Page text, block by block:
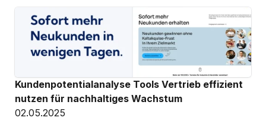
Kundenpotentialanalyse Tools Vertrieb effizient
nutzen für nachhaltiges Wachstum
02.05.2025